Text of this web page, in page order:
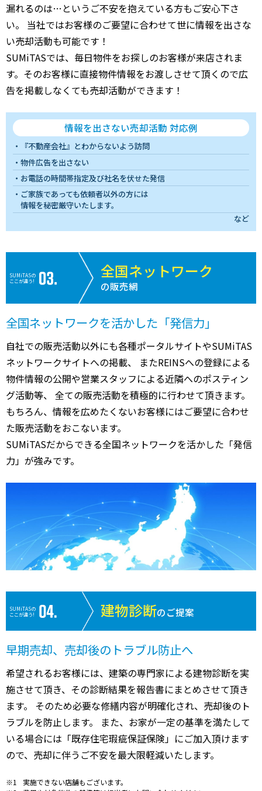
漏れるのは…というご不安を抱えている方もご安心下さ
い。 当社ではお客様のご要望に合わせて世に情報を出さな
い売却活動も可能です！
SUMiTASでは、毎日物件をお探しのお客様が来店されま
す。そのお客様に直接物件情報をお渡しさせて頂くので広
告を掲載しなくても売却活動ができます！
情報を出さない売却活動 対応例
『不動産会社』とわからないよう訪問
物件広告を出さない
お電話の時間帯指定及び社名を伏せた発信
ご家族であっても依頼者以外の方には
情報を秘密厳守いたします。
など
SUMiTASの
ここが違う!
全国ネットワーク
の販売網
全国ネットワークを活かした「発信力」
自社での販売活動以外にも各種ポータルサイトやSUMiTAS
ネットワークサイトへの掲載、 またREINSへの登録による
物件情報の公開や営業スタッフによる近隣へのポスティン
グ活動等、 全ての販売活動を積極的に行わせて頂きます。
もちろん、情報を広めたくないお客様にはご要望に合わせ
た販売活動をおこないます。
SUMiTASだからできる全国ネットワークを活かした「発信
力」が強みです。
SUMiTASの
ここが違う!
建物診断のご提案
早期売却、売却後のトラブル防止へ
希望されるお客様には、建築の専門家による建物診断を実
施させて頂き、その診断結果を報告書にまとめさせて頂き
ます。 そのため必要な修繕内容が明確化され、売却後のト
ラブルを防止します。 また、お家が一定の基準を満たして
いる場合には「既存住宅瑕疵保証保険」にご加入頂けます
ので、売却に伴うご不安を最大限軽減いたします。
実施できない店舗もございます。